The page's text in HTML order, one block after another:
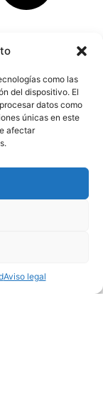
como las
del dispositivo. El
datos como
únicas en este
afectar
Aviso legal